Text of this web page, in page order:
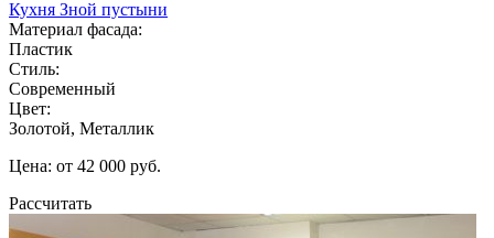
Кухня Зной пустыни
Материал фасада:
Пластик
Стиль:
Современный
Цвет:
Золотой, Металлик
Цена: от 42 000 руб.
Рассчитать